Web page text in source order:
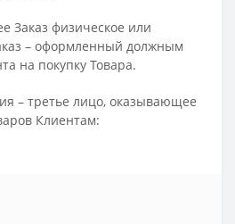
Заказ физическое или
– оформленный должным
на покупку Товара.
– третье лицо, оказывающее
Клиентам: